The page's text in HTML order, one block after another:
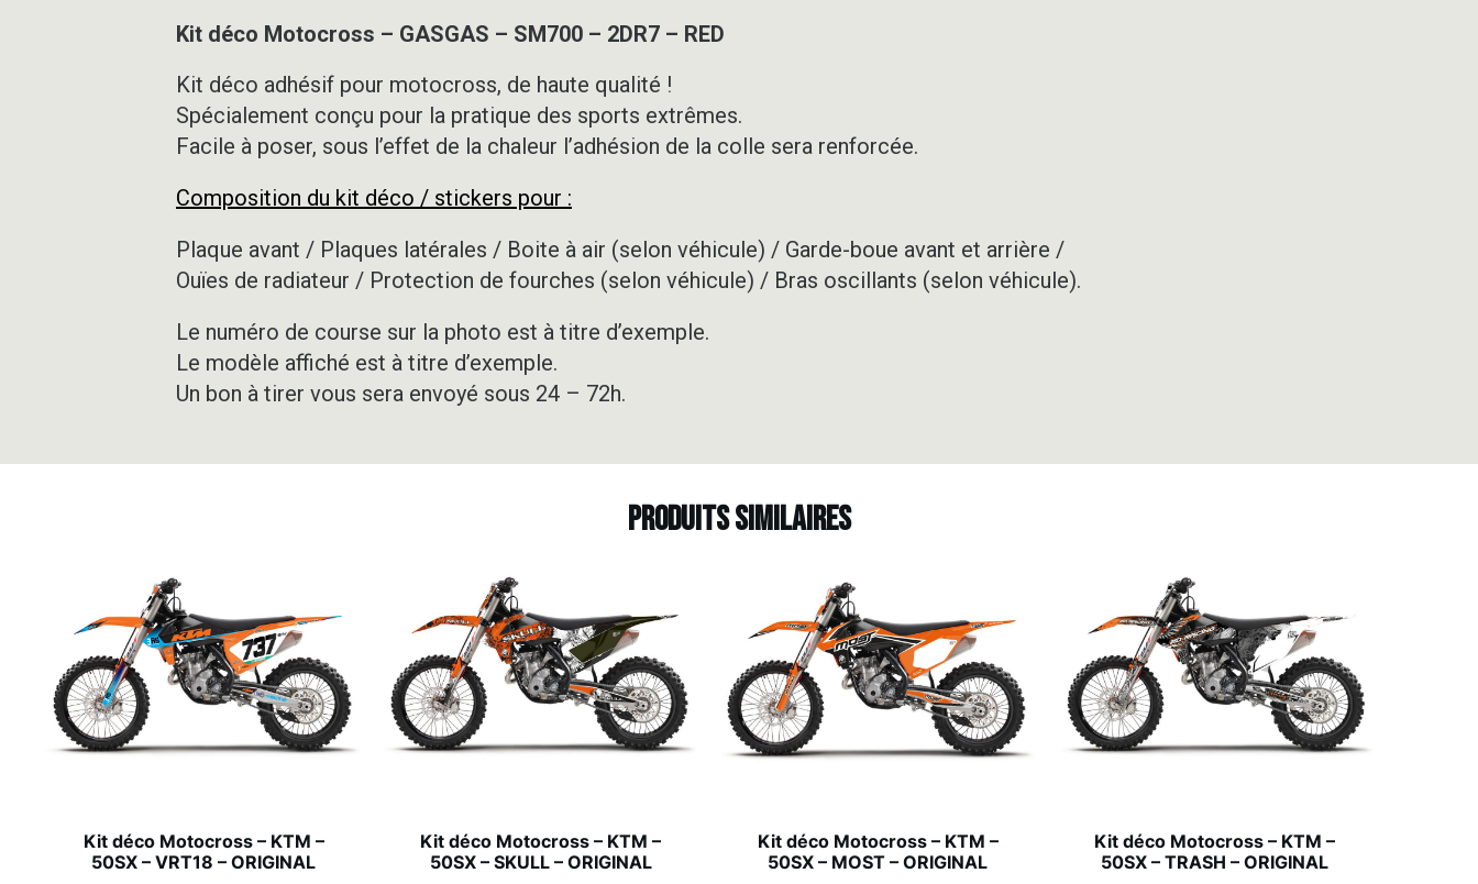
-
Kit déco Motocross – GASGAS – SM700 – 2DR7 – RED
Kit déco adhésif pour motocross, de haute qualité !
Spécialement conçu pour la pratique des sports extrêmes.
Facile à poser, sous l’effet de la chaleur l’adhésion de la colle sera renforcée.
Composition du kit déco / stickers pour :
Plaque avant / Plaques latérales / Boite à air (selon véhicule) / Garde-boue avant et arrière /
Ouïes de radiateur / Protection de fourches (selon véhicule) / Bras oscillants (selon véhicule).
Le numéro de course sur la photo est à titre d’exemple.
Le modèle affiché est à titre d’exemple.
Un bon à tirer vous sera envoyé sous 24 – 72h.
Produits similaires
Kit déco Motocross – KTM –
50SX – VRT18 – ORIGINAL
Kit déco Motocross – KTM –
50SX – SKULL – ORIGINAL
Kit déco Motocross – KTM –
50SX – MOST – ORIGINAL
Kit déco Motocross – KTM –
50SX – TRASH – ORIGINAL